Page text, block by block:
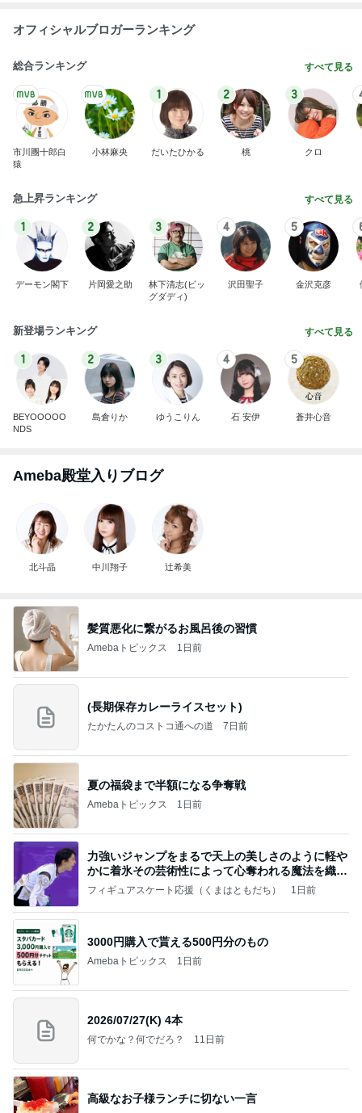
オフィシャルブロガーランキング
総合ランキング すべて見る
市川團十郎白
猿
小林麻央
1
だいたひかる
2
桃
3
クロ
急上昇ランキング すべて見る
1
デーモン閣下
2
片岡愛之助
3
林下清志(ビッ
グダディ)
4
沢田聖子
5
金沢克彦
新登場ランキング すべて見る
1
BEYOOOOO
NDS
2
島倉りか
3
ゆうこりん
4
石 安伊
5
蒼井心音
Ameba殿堂入りブログ
北斗晶 中川翔子 辻希美
髪質悪化に繋がるお風呂後の習慣
Amebaトピックス 1日前
(長期保存カレーライスセット)
たかたんのコストコ通への道 7日前
夏の福袋まで半額になる争奪戦
Amebaトピックス 1日前
力強いジャンプをまるで天上の美しさのように軽や
かに着氷その芸術性によって心奪われる魔法を織り
なす
フィギュアスケート応援（くまはともだち） 1日前
3000円購入で貰える500円分のもの
Amebaトピックス 1日前
2026/07/27(K) 4本
何でかな？何でだろ？ 11日前
高級なお子様ランチに切ない一言